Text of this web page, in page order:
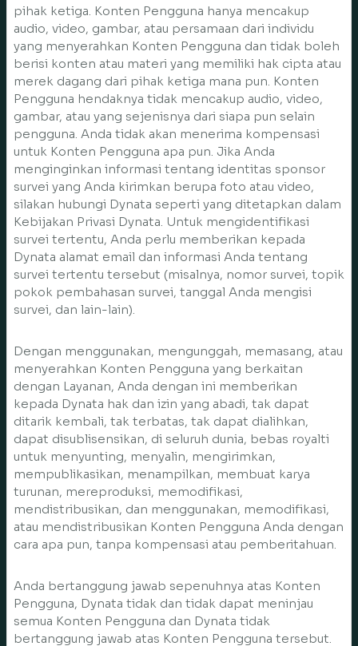
pihak ketiga. Konten Pengguna hanya mencakup
audio, video, gambar, atau persamaan dari individu
yang menyerahkan Konten Pengguna dan tidak boleh
berisi konten atau materi yang memiliki hak cipta atau
merek dagang dari pihak ketiga mana pun. Konten
Pengguna hendaknya tidak mencakup audio, video,
gambar, atau yang sejenisnya dari siapa pun selain
pengguna. Anda tidak akan menerima kompensasi
untuk Konten Pengguna apa pun. Jika Anda
menginginkan informasi tentang identitas sponsor
survei yang Anda kirimkan berupa foto atau video,
silakan hubungi Dynata seperti yang ditetapkan dalam
Kebijakan Privasi Dynata. Untuk mengidentifikasi
survei tertentu, Anda perlu memberikan kepada
Dynata alamat email dan informasi Anda tentang
survei tertentu tersebut (misalnya, nomor survei, topik
pokok pembahasan survei, tanggal Anda mengisi
survei, dan lain-lain).
Dengan menggunakan, mengunggah, memasang, atau
menyerahkan Konten Pengguna yang berkaitan
dengan Layanan, Anda dengan ini memberikan
kepada Dynata hak dan izin yang abadi, tak dapat
ditarik kembali, tak terbatas, tak dapat dialihkan,
dapat disublisensikan, di seluruh dunia, bebas royalti
untuk menyunting, menyalin, mengirimkan,
mempublikasikan, menampilkan, membuat karya
turunan, mereproduksi, memodifikasi,
mendistribusikan, dan menggunakan, memodifikasi,
atau mendistribusikan Konten Pengguna Anda dengan
cara apa pun, tanpa kompensasi atau pemberitahuan.
Anda bertanggung jawab sepenuhnya atas Konten
Pengguna, Dynata tidak dan tidak dapat meninjau
semua Konten Pengguna dan Dynata tidak
bertanggung jawab atas Konten Pengguna tersebut.